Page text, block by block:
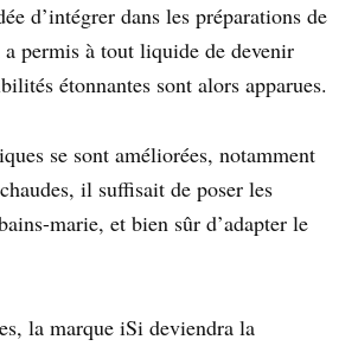
d’intégrer dans les préparations de
permis à tout liquide de devenir
étonnantes sont alors apparues.
se sont améliorées, notamment
il suffisait de poser les
marie, et bien sûr d’adapter le
la marque iSi deviendra la